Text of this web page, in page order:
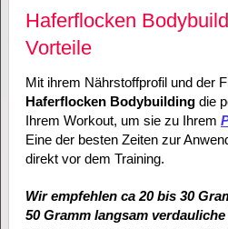
Haferflocken
Vorteile
Mit ihrem Nährstoffprofil und der
Haferflocken Bodybuildingdie
Ihrem Workout, um sie zu Ihrem
Eine der besten Zeiten zur
direkt vor dem Training.
Wir empfehlen ca 20 bis 30
50 Gramm langsam